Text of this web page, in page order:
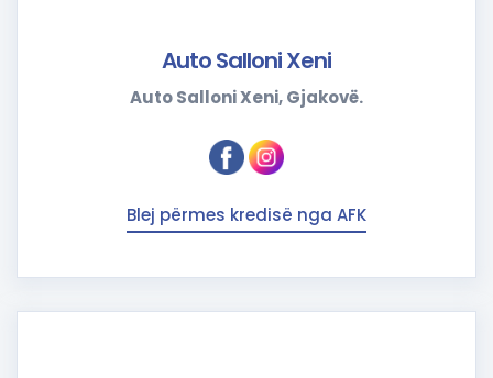
Auto Salloni Xeni
Auto Salloni Xeni, Gjakovë.
Blej përmes kredisë nga AFK